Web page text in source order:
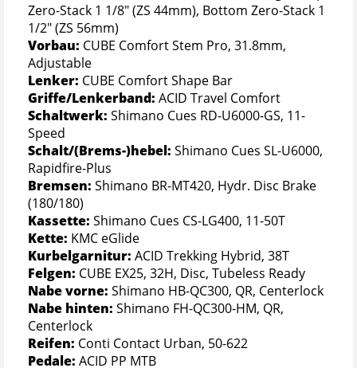
Zero-Stack 1 1/8" (ZS 44mm), Bottom Zero-Stack 1
1/2" (ZS 56mm)
Vorbau: CUBE Comfort Stem Pro, 31.8mm,
Adjustable
Lenker: CUBE Comfort Shape Bar
Griffe/Lenkerband: ACID Travel Comfort
Schaltwerk: Shimano Cues RD-U6000-GS, 11-
Speed
Schalt/(Brems-)hebel: Shimano Cues SL-U6000,
Rapidfire-Plus
Bremsen: Shimano BR-MT420, Hydr. Disc Brake
(180/180)
Kassette: Shimano Cues CS-LG400, 11-50T
Kette: KMC eGlide
Kurbelgarnitur: ACID Trekking Hybrid, 38T
Felgen: CUBE EX25, 32H, Disc, Tubeless Ready
Nabe vorne: Shimano HB-QC300, QR, Centerlock
Nabe hinten: Shimano FH-QC300-HM, QR,
Centerlock
Reifen: Conti Contact Urban, 50-622
Pedale: ACID PP MTB